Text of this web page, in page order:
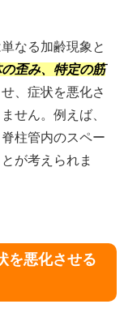
なる加齢現象と
歪み、特定の筋
、症状を悪化さ
せん。例えば、
柱管内のスペー
が考えられま
を悪化させる